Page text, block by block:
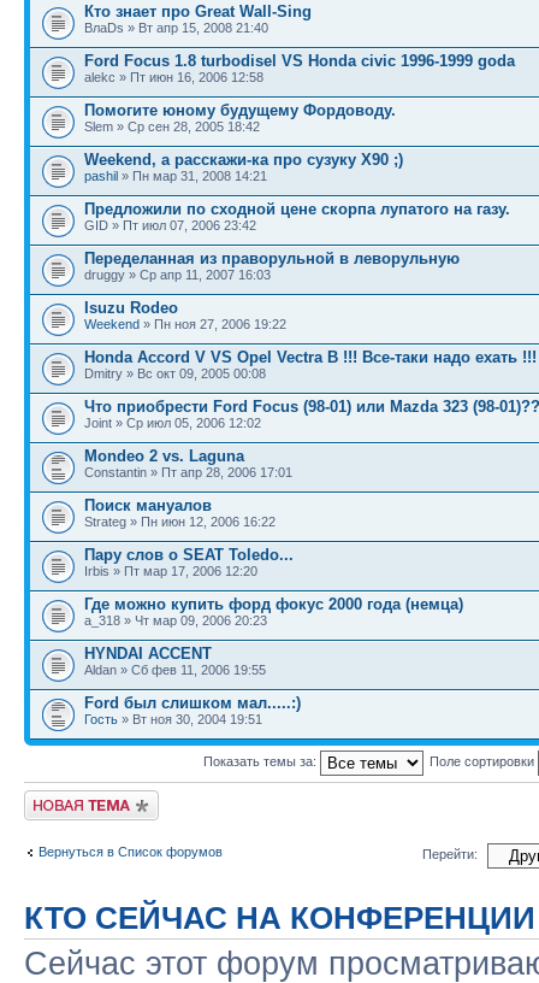
Кто знает про Great Wall-Sing
ВлаDs » Вт апр 15, 2008 21:40
Ford Focus 1.8 turbodisel VS Honda civic 1996-1999 goda
alekc » Пт июн 16, 2006 12:58
Помогите юному будущему Фордоводу.
Slem » Ср сен 28, 2005 18:42
Weekend, а расскажи-ка про сузуку X90 ;)
pashil » Пн мар 31, 2008 14:21
Предложили по сходной цене скорпа лупатого на газу.
GID » Пт июл 07, 2006 23:42
Переделанная из праворульной в леворульную
druggy » Ср апр 11, 2007 16:03
Isuzu Rodeo
Weekend » Пн ноя 27, 2006 19:22
Honda Accord V VS Opel Vectra B !!! Все-таки надо ехать !!!
Dmitry » Вс окт 09, 2005 00:08
Что приобрести Ford Focus (98-01) или Mazda 323 (98-
Joint » Ср июл 05, 2006 12:02
Mondeo 2 vs. Laguna
Constantin » Пт апр 28, 2006 17:01
Поиск мануалов
Strateg » Пн июн 12, 2006 16:22
Пару слов о SEAT Toledo...
Irbis » Пт мар 17, 2006 12:20
Где можно купить форд фокус 2000 года (немца)
a_318 » Чт мар 09, 2006 20:23
HYNDAI ACCENT
Aldan » Сб фев 11, 2006 19:55
Ford был слишком мал.....:)
Гость » Вт ноя 30, 2004 19:51
Показать темы за: Поле сортировки
Новая тема
Вернуться в Список форумов Перейти:
КТО СЕЙЧАС НА КОНФЕРЕНЦИИ
Сейчас этот форум